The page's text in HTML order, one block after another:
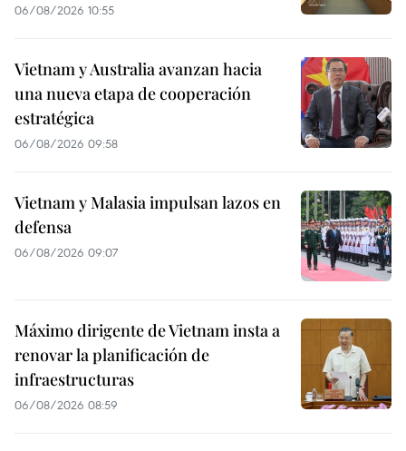
06/08/2026 10:55
Vietnam y Australia avanzan hacia
una nueva etapa de cooperación
estratégica
06/08/2026 09:58
Vietnam y Malasia impulsan lazos en
defensa
06/08/2026 09:07
Máximo dirigente de Vietnam insta a
renovar la planificación de
infraestructuras
06/08/2026 08:59